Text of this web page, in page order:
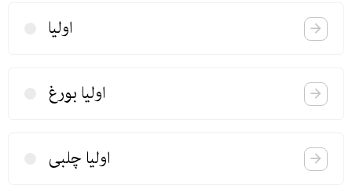
اولیا
اولیا بورغ
اولیا چلبی